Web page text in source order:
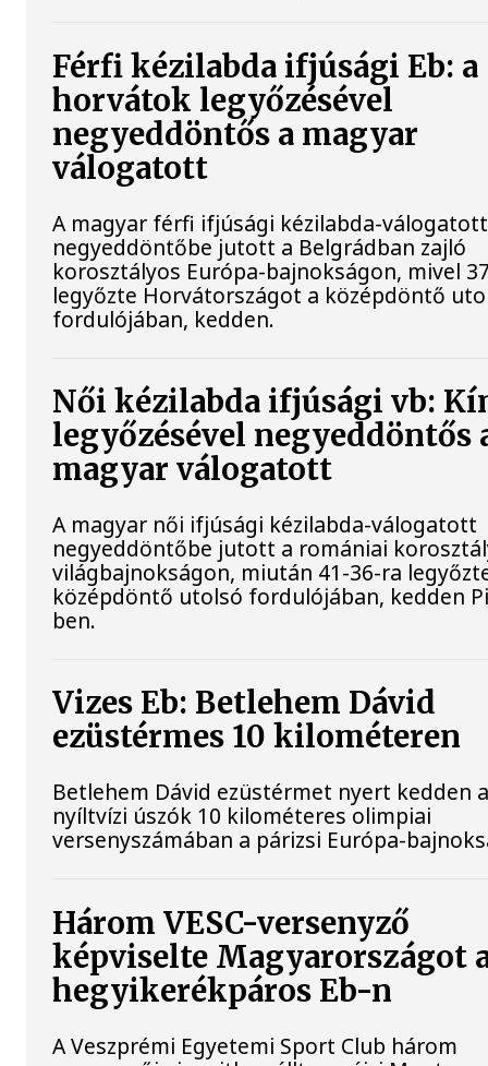
Férfi kézilabda ifjúsági Eb: a
horvátok legyőzésével
negyeddöntős a magyar
válogatott
A magyar férfi ifjúsági kézilabda-válogatott
negyeddöntőbe jutott a Belgrádban zajló
korosztályos Európa-bajnokságon, mivel
legyőzte Horvátországot a középdöntő
fordulójában, kedden.
Női kézilabda ifjúsági vb:
legyőzésével negyeddöntős
magyar válogatott
A magyar női ifjúsági kézilabda-válogatott
negyeddöntőbe jutott a romániai
világbajnokságon, miután 41-36-ra
középdöntő utolsó fordulójában, kedden
ben.
Vizes Eb: Betlehem Dávid
ezüstérmes 10 kilométeren
Betlehem Dávid ezüstérmet nyert kedden
nyíltvízi úszók 10 kilométeres olimpiai
versenyszámában a párizsi Európa-
Három VESC-versenyző
képviselte Magyarországot
hegyikerékpáros Eb-n
A Veszprémi Egyetemi Sport Club három